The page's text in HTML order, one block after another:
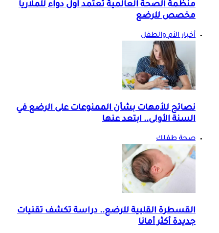
منظمة الصحة العالمية تعتمد أول دواء للملاريا
مخصص للرضع
أخبار الأم والطفل
نصائح للأمهات بشأن الممنوعات على الرضع في
السنة الأولى.. ابتعد عنها
صحة طفلك
القسطرة القلبية للرضع.. دراسة تكشف تقنيات
جديدة أكثر أمانا